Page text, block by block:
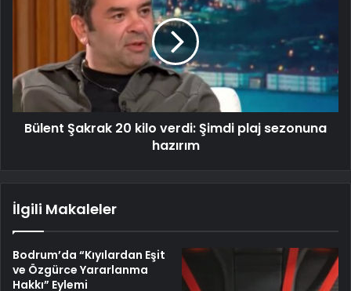
Bülent Şakrak 20 kilo verdi: Şimdi plaj sezonuna
hazırım
İlgili Makaleler
Bodrum’da “Kıyılardan Eşit
ve Özgürce Yararlanma
Hakkı” Eylemi